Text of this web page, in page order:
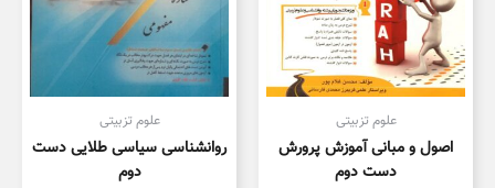
علوم تزبیتی
اصول و مبانی آموزش پرورش
دست دوم
علوم تزبیتی
روانشناسی سیاسی طلایی دست
دوم